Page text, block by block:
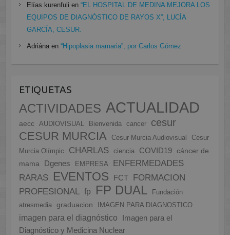
Elías kurenfuli en “EL HOSPITAL DE MEDINA MEJORA LOS
EQUIPOS DE DIAGNÓSTICO DE RAYOS X”, LUCÍA
GARCÍA, CESUR.
Adriánaen “Hipoplasia mamaria”, por Carlos Gómez
ETIQUETAS
ACTIVIDADES ACTUALIDAD
aecc AUDIOVISUAL Bienvenida cancer cesur
CESUR MURCIA Cesur Murcia Audiovisual
Cesur
Murcia Olímpic
CHARLAS ciencia COVID19
cáncer de
mama
Dgenes EMPRESA
ENFERMEDADES
RARAS EVENTOS FCT
FORMACION
PROFESIONAL fp FP DUAL
Fundación
atresmedia
graduacion IMAGEN PARA DIAGNOSTICO
imagen para el diagnóstico
Imagen para el
Diagnóstico y Medicina Nuclear